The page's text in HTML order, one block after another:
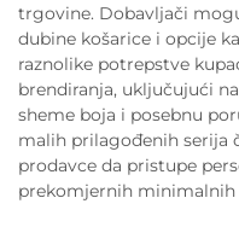
trgovine. Dobavljači
dubine košarice i opcije
raznolike potrepstve
brendiranja, uključujući
sheme boja i posebnu
malih prilagođenih serija
prodavce da pristupe
prekomjernih minimalnih